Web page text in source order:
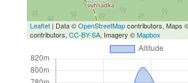
Leaflet | Data ©OpenStreetMapcontributors, Maps
contributors, CC-BY-SA, Imagery ©Mapbox